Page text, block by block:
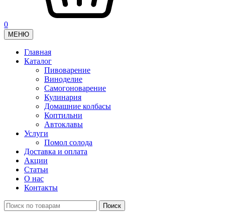
0
МЕНЮ
Главная
Каталог
Пивоварение
Виноделие
Самогоноварение
Кулинария
Домашние колбасы
Коптильни
Автоклавы
Услуги
Помол солода
Доставка и оплата
Акции
Статьи
О нас
Контакты